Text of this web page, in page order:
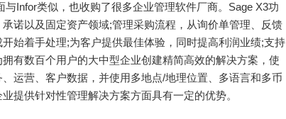
Infor类似，也收购了很多企业管理软件厂商。Sage X3功
诺以及固定资产领域;管理采购流程，从询价单管理、反馈
始着手处理;为客户提供最佳体验，同时提高利润业绩;支持
有数百个用户的大中型企业创建精简高效的解决方案，使
运营、客户数据，并使用多地点/地理位置、多语言和多币
提供针对性管理解决方案方面具有一定的优势。